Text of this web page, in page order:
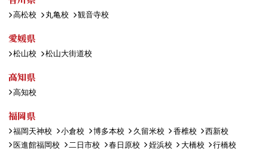
高松校 丸亀校 観音寺校
愛媛県
松山校 松山大街道校
高知県
高知校
福岡県
福岡天神校 小倉校 博多本校 久留米校 香椎校
西新校
医進館福岡校
二日市校 春日原校 姪浜校 大橋校
行橋校